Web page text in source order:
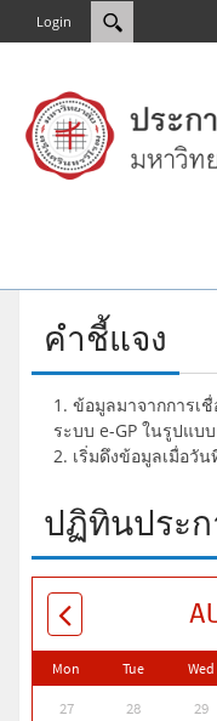
Login
คำชี้แจง
ข้อมูลมาจากการเ
ระบบ e-GP ในรูปแบบ
เริ่มดึงข้อมูลเมื่อวั
ปฏิทินประ
Mon Tue Wed
27 28 29